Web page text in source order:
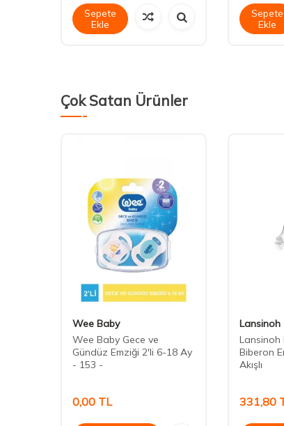
Sepete
Ekle
Sepete
Ekle
Çok Satan Ürünler
Wee Baby
Wee Baby Gece ve
Gündüz Emziği 2'li 6-18 Ay
- 153 -
0,00 TL
Lansinoh
Biberon
Akışlı
331,80